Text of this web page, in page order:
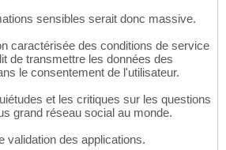
sensibles serait donc massive.
caractérisée des conditions de service
de transmettre les données des
le consentement de l'utilisateur.
et les critiques sur les questions
grand réseau social au monde.
validation des applications.